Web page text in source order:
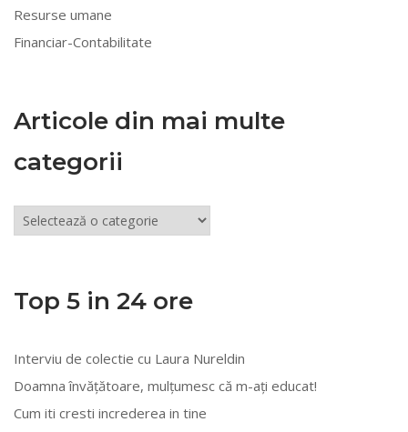
Resurse umane
Financiar-Contabilitate
Articole din mai multe
categorii
Articole
din
categorii
Top 5 in 24 ore
Interviu de colectie cu Laura Nureldin
Doamna învățătoare, mulțumesc că m-ați educat!
Cum iti cresti increderea in tine